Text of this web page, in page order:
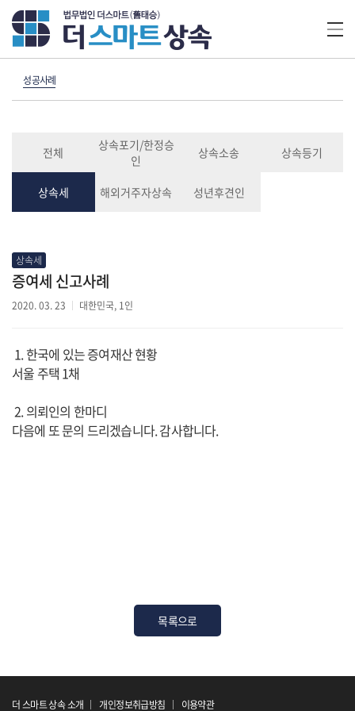
성공사례
전체
상속포기/한정승
인
상속소송 상속등기
상속세 해외거주자상속 성년후견인
상속세
증여세 신고사례
2020. 03. 23 대한민국, 1인
1. 한국에 있는 증여재산 현황
서울 주택 1채
2. 의뢰인의 한마디
다음에 또 문의 드리겠습니다. 감사합니다.
목록으로
더 스마트 상속 소개 개인정보취급방침 이용약관